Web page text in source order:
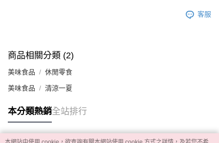
客服
商品相關分類 (2)
美味食品 休閒零食
美味食品 清涼一夏
本分類熱銷全站排行